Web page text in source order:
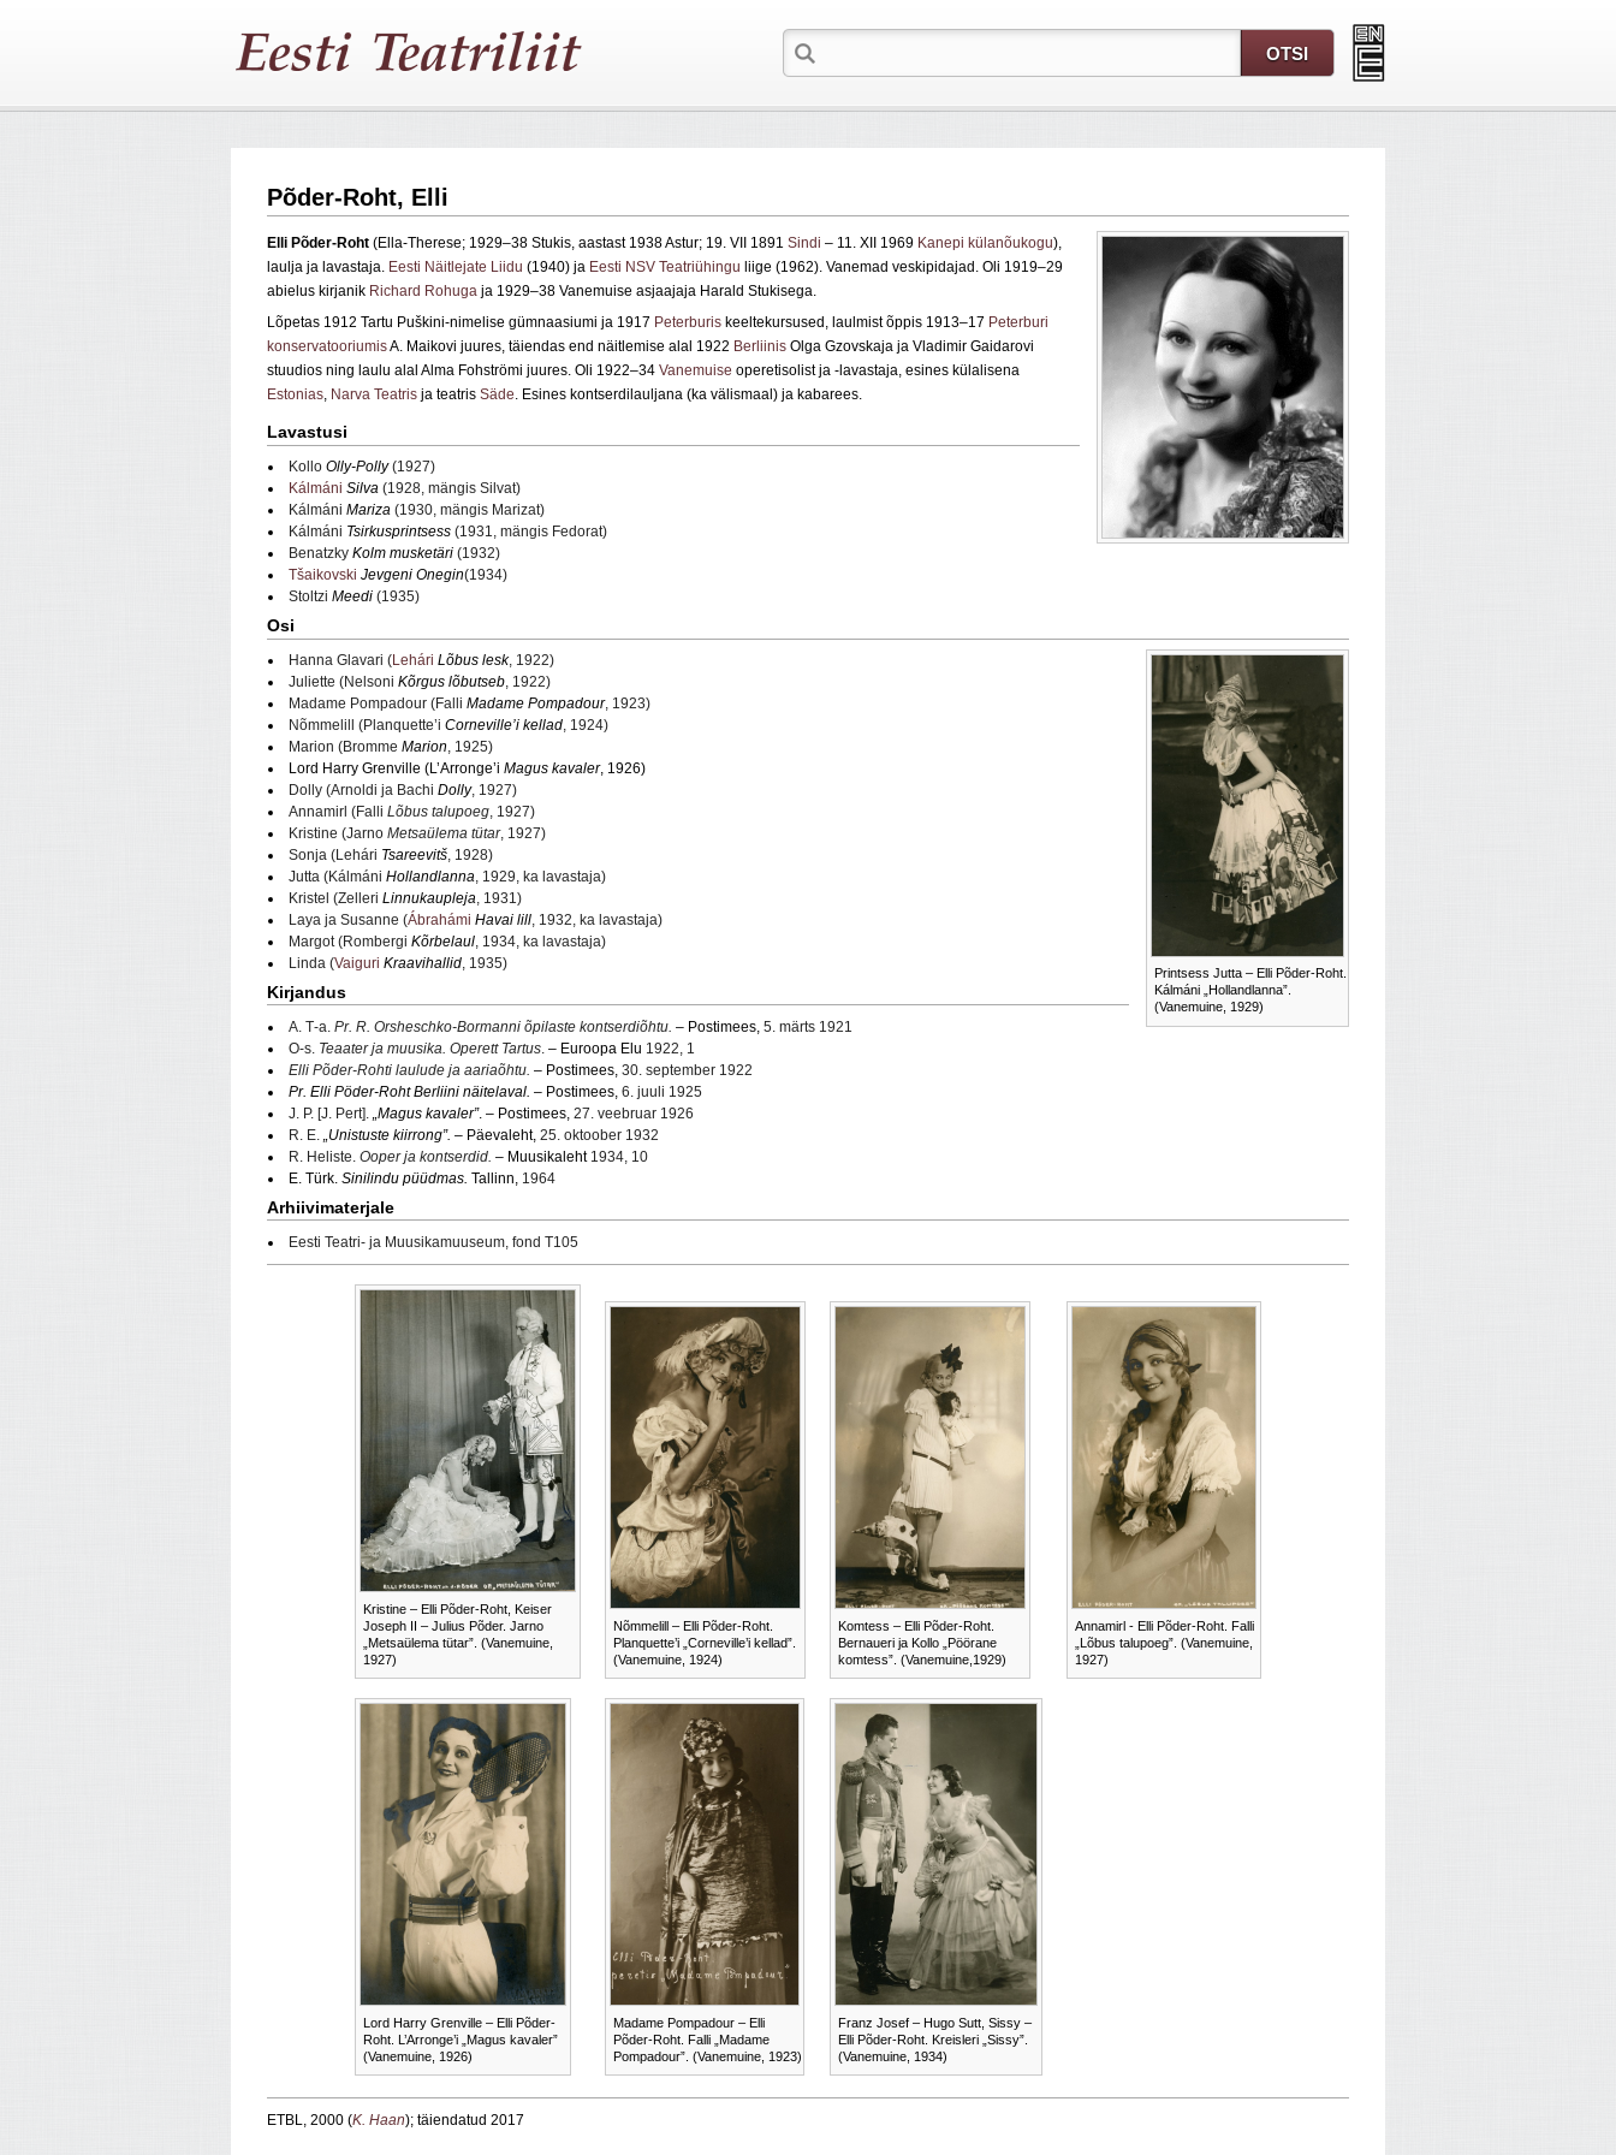
Põder-Roht, Elli
Elli Põder‑Roht (Ella‑Therese; 1929–38 Stukis, aastast 1938 Astur; 19. VII 1891 Sindi – 11. XII 1969 Kanepi külanõukogu),
laulja ja lavastaja. Eesti Näitlejate Liidu (1940) ja Eesti NSV Teatriühingu liige (1962). Vanemad veskipidajad. Oli 1919–29
abielus kirjanik Richard Rohuga ja 1929–38 Vanemuise asjaajaja Harald Stukisega.
Lõpetas 1912 Tartu Puškini‑nimelise gümnaasiumi ja 1917 Peterburis keeltekursused, laulmist õppis 1913–17 Peterburi
konservatooriumisA. Maikovi juures, täiendas end näitlemise alal 1922 Berliinis Olga Gzovskaja ja Vladimir Gaidarovi
stuudios ning laulu alal Alma Fohströmi juures. Oli 1922–34 Vanemuise operetisolist ja ‑lavastaja, esines külalisena
Estonias, Narva Teatris ja teatris Säde. Esines kontserdilauljana (ka välismaal) ja kabarees.
Lavastusi
Kollo Olly‑Polly(1927)
Kálmáni Silva (1928, mängis Silvat)
Kálmáni Mariza (1930, mängis Marizat)
Kálmáni Tsirkusprintsess (1931, mängis Fedorat)
Benatzky Kolm musketäri (1932)
Tšaikovski Jevgeni Onegin(1934)
Stoltzi Meedi (1935)
Osi
Printsess Jutta – Elli Põder-Roht.
Kálmáni „Hollandlanna”.
(Vanemuine, 1929)
Hanna Glavari (Lehári Lõbus lesk, 1922)
Juliette (Nelsoni Kõrgus lõbutseb, 1922)
Madame Pompadour (Falli Madame Pompadour, 1923)
Nõmmelill (Planquette’i Corneville’i kellad, 1924)
Marion (Bromme Marion, 1925)
Lord Harry Grenville (L’Arronge’i Magus kavaler, 1926)
Dolly (Arnoldi ja Bachi Dolly, 1927)
Annamirl (Falli Lõbus talupoeg, 1927)
Kristine (Jarno Metsaülema tütar, 1927)
Sonja (Lehári Tsareevitš, 1928)
Jutta (Kálmáni Hollandlanna, 1929, ka lavastaja)
Kristel (Zelleri Linnukaupleja, 1931)
Laya ja Susanne (Ábrahámi Havai lill, 1932, ka lavastaja)
Margot (Rombergi Kõrbelaul, 1934, ka lavastaja)
Linda (Vaiguri Kraavihallid, 1935)
Kirjandus
A. T‑a. Pr. R. Orsheschko-Bormanni õpilaste kontserdiõhtu. – Postimees, 5. märts 1921
O‑s. Teaater ja muusika. Operett Tartus. – Euroopa Elu 1922, 1
Elli Põder-Rohti laulude ja aariaõhtu. – Postimees, 30. september 1922
Pr. Elli Pöder-Roht Berliini näitelaval. – Postimees, 6. juuli 1925
J. P. [J. Pert]. „Magus kavaler”. – Postimees, 27. veebruar 1926
R. E. „Unistuste kiirrong”. – Päevaleht, 25. oktoober 1932
R. Heliste. Ooper ja kontserdid. – Muusikaleht 1934, 10
E. Türk. Sinilindu püüdmas. Tallinn, 1964
Arhiivimaterjale
Eesti Teatri- ja Muusikamuuseum, fond T105
Kristine – Elli Põder-Roht, Keiser
Joseph II – Julius Põder. Jarno
„Metsaülema tütar”. (Vanemuine,
1927)
Nõmmelill – Elli Põder-Roht.
Planquette’i „Corneville’i kellad”.
(Vanemuine, 1924)
Komtess – Elli Põder-Roht.
Bernaueri ja Kollo „Pöörane
komtess”. (Vanemuine,1929)
Annamirl - Elli Põder-Roht. Falli
„Lõbus talupoeg”. (Vanemuine,
1927)
Lord Harry Grenville – Elli Põder-
Roht. L’Arronge’i „Magus kavaler”
(Vanemuine, 1926)
Madame Pompadour – Elli
Põder-Roht. Falli „Madame
Pompadour”. (Vanemuine, 1923)
Franz Josef – Hugo Sutt, Sissy –
Elli Põder-Roht. Kreisleri „Sissy”.
(Vanemuine, 1934)
ETBL, 2000 (K. Haan); täiendatud 2017